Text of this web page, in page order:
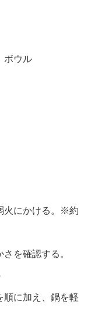
ボウル
火にかける。※約
を確認する。
に加え、鍋を軽